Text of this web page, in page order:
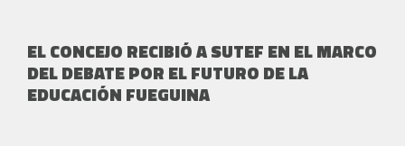
EL CONCEJO RECIBIÓ A SUTEF EN EL MARCO
DEL DEBATE POR EL FUTURO DE LA
EDUCACIÓN FUEGUINA